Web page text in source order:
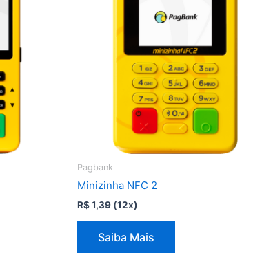
Pagbank
Minizinha NFC 2
R$1,39 (12x)
Saiba Mais